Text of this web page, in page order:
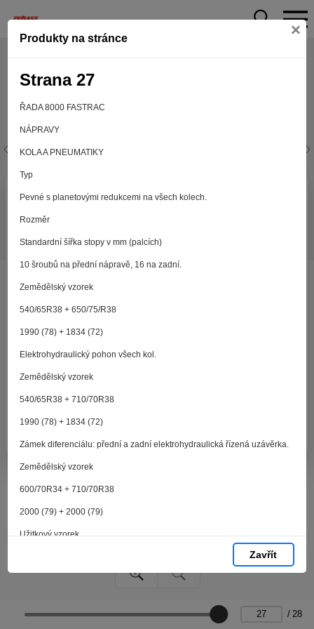
Produkty na stránce ×
Strana 27
ŘADA 8000 FASTRAC
NÁPRAVY
KOLA A PNEUMATIKY
Typ
Pevné s planetovými redukcemi na všech kolech.
Rozměr
Standardní šířka stopy v mm (palcích)
10 šroubů na přední nápravě, 16 na zadní.
Zemědělský vzorek
540/65R38 + 650/75/R38
1990 (78) + 1834 (72)
Elektrohydraulický pohon všech kol.
Zemědělský vzorek
540/65R38 + 710/70R38
1990 (78) + 1834 (72)
Zámek diferenciálu: přední a zadní elektrohydraulická řízená uzávěrka.
Zemědělský vzorek
600/70R34 + 710/70R38
2000 (79) + 2000 (79)
Užitkový vzorek
(v závislosti na oblasti)
Zavřít
/ 28
Aby web fungoval tak, jak ho znáte (souhlas
zážitkem. Abyste na našich stránkách rychle našli to, co
hledáte, ušetřili spoustu klikání a nezobrazovaly se vám
v zobrazení na které jste zvyklí a nemuseli se pokaždé
se dočasně ukládají ve vašem prohlížeči. Stisknutím tlačítka
vám poskytovali smysluplné a užitečné služby na základě
vašich údajů. Svůj souhlas můžete kdykoli změnit na stránce
Spravovat cookies